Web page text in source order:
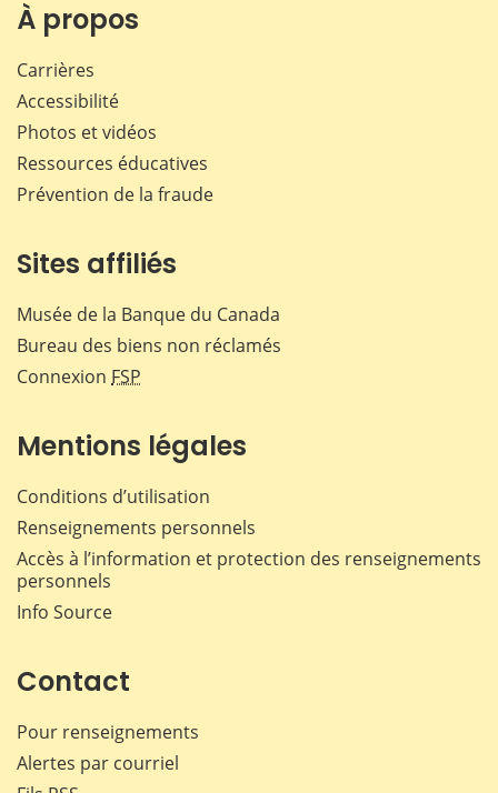
À propos
Carrières
Accessibilité
Photos et vidéos
Ressources éducatives
Prévention de la fraude
Sites affiliés
Musée de la Banque du Canada
Bureau des biens non réclamés
Connexion FSP
Mentions légales
Conditions d’utilisation
Renseignements personnels
Accès à l’information et protection des renseignements
personnels
Info Source
Contact
Pour renseignements
Alertes par courriel